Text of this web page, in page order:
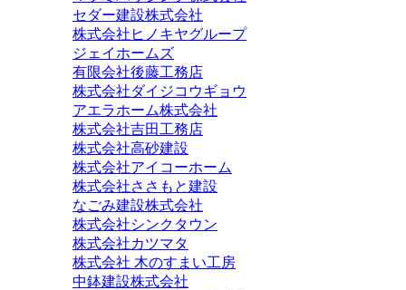
セダー建設株式会社
株式会社ヒノキヤグループ
ジェイホームズ
有限会社後藤工務店
株式会社ダイジコウギョウ
アエラホーム株式会社
株式会社吉田工務店
株式会社高砂建設
株式会社アイコーホーム
株式会社ささもと建設
なごみ建設株式会社
株式会社シンクタウン
株式会社カツマタ
株式会社 木のすまい工房
中鉢建設株式会社